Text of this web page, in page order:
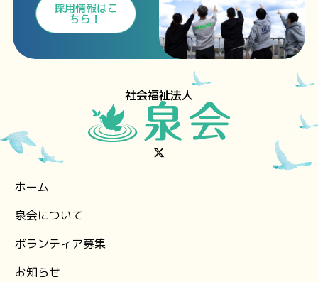
⁩採用情報⁩はこ
ちら！
社会福祉法人
ホーム
泉会について
ボランティア募集
お知らせ